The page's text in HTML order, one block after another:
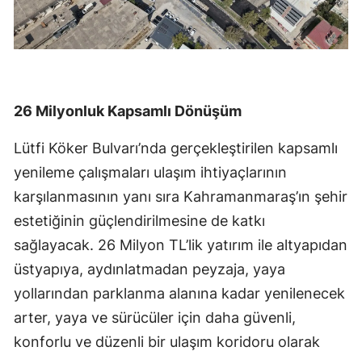
26 Milyonluk Kapsamlı Dönüşüm
Lütfi Köker Bulvarı’nda gerçekleştirilen kapsamlı
yenileme çalışmaları ulaşım ihtiyaçlarının
karşılanmasının yanı sıra Kahramanmaraş’ın şehir
estetiğinin güçlendirilmesine de katkı
sağlayacak. 26 Milyon TL’lik yatırım ile altyapıdan
üstyapıya, aydınlatmadan peyzaja, yaya
yollarından parklanma alanına kadar yenilenecek
arter, yaya ve sürücüler için daha güvenli,
konforlu ve düzenli bir ulaşım koridoru olarak